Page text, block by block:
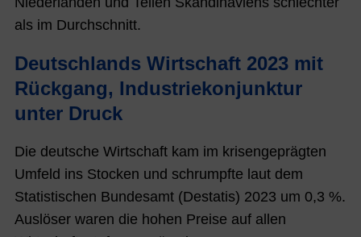
als im Durchschnitt.
Deutschlands Wirtschaft 2023 mit
Rückgang, Industriekonjunktur
unter Druck
Die deutsche Wirtschaft kam im krisengeprägten
Umfeld ins Stocken und schrumpfte laut dem
Statistischen Bundesamt (Destatis) 2023 um 0,3 %.
Auslöser waren die hohen Preise auf allen